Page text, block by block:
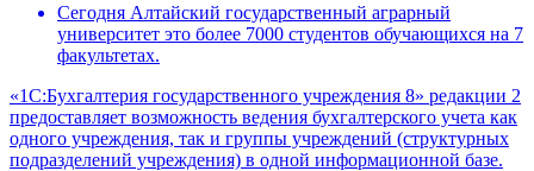
Сегодня Алтайский государственный аграрный
университет это более 7000 студентов обучающихся на 7
факультетах.
«1С:Бухгалтерия государственного учреждения 8» редакции 2
предоставляет возможность ведения бухгалтерского учета как
одного учреждения, так и группы учреждений (структурных
подразделений учреждения) в одной информационной базе.